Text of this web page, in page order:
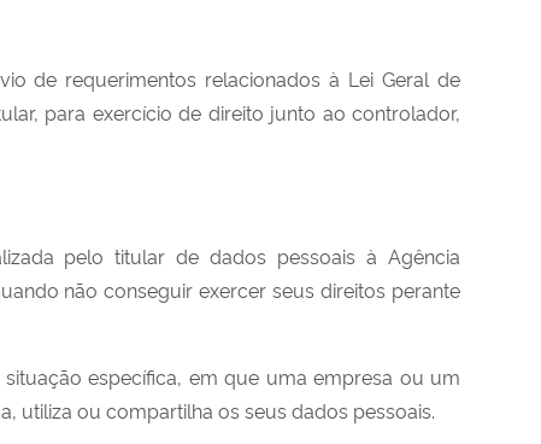
de requerimentos relacionados à Lei Geral de
para exercício de direito junto ao controlador,
pelo titular de dados pessoaisà Agência
não conseguir exercer seus direitos perante
específica, em que uma empresa ou um
utiliza ou compartilha os seus dados pessoais.